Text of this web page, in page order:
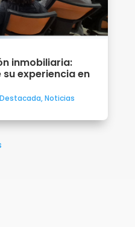
inmobiliaria:
experiencia en
Destacada,Noticias